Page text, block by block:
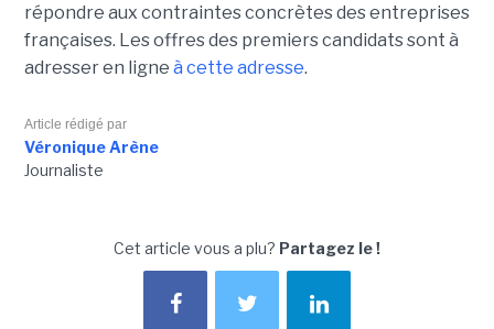
répondre aux contraintes concrètes des entreprises
françaises. Les offres des premiers candidats sont à
adresser en ligne à cette adresse.
Article rédigé par
Véronique Arène
Journaliste
Cet article vous a plu? Partagez le !